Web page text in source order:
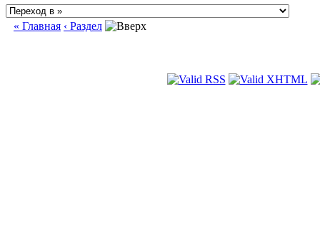
« Главная ‹ Раздел